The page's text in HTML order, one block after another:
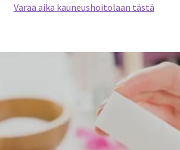
Varaa aika kauneushoitolaan tästä